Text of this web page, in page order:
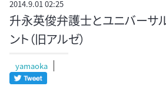
2014.9.01 02:25
升永英俊弁護士とユニバーサ
ント（旧アルゼ）
yamaoka